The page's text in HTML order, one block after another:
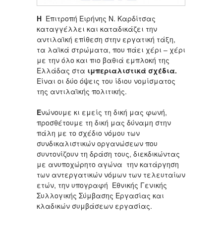
Η Επιτροπή Ειρήνης Ν. Καρδίτσας
καταγγέλλει και καταδικάζει την
αντιλαϊκή επίθεση στην εργατική τάξη,
τα λαϊκά στρώματα, που πάει χέρι – χέρι
με την όλο και πιο βαθιά εμπλοκή της
Ελλάδας στα ιμπεριαλιστικά σχέδια.
Είναι οι δύο όψεις του ίδιου νομίσματος
της αντιλαϊκής πολιτικής.
Ενώνουμε κι εμείς τη δική μας φωνή,
προσθέτουμε τη δική μας δύναμη στην
πάλη με το σχέδιο νόμου των
συνδικαλιστικών οργανώσεων που
συντονίζουν τη δράση τους, διεκδικώντας
με ανυποχώρητο αγώνα την κατάργηση
των αντεργατικών νόμων των τελευταίων
ετών, την υπογραφή Εθνικής Γενικής
Συλλογικής Σύμβασης Εργασίας και
κλαδικών συμβάσεων εργασίας.